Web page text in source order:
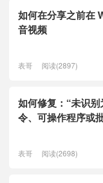
如何在分享之前在
音视频
表哥 阅读(2897)
如何修复：“未识
令、可操作程序或
表哥 阅读(2698)